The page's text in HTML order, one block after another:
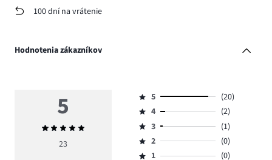
100 dní na vrátenie
Hodnotenia zákazníkov
5
Priemerné
hodnotenie
23
Hodnotenie
5,
počet
hlasov
20.
5
(20)
Hodnotenie
4,
počet
hlasov
4
(2)
Hodnotenie
3,
počet
3
(1)
Hodnotenie
2
(0)
1 (0)